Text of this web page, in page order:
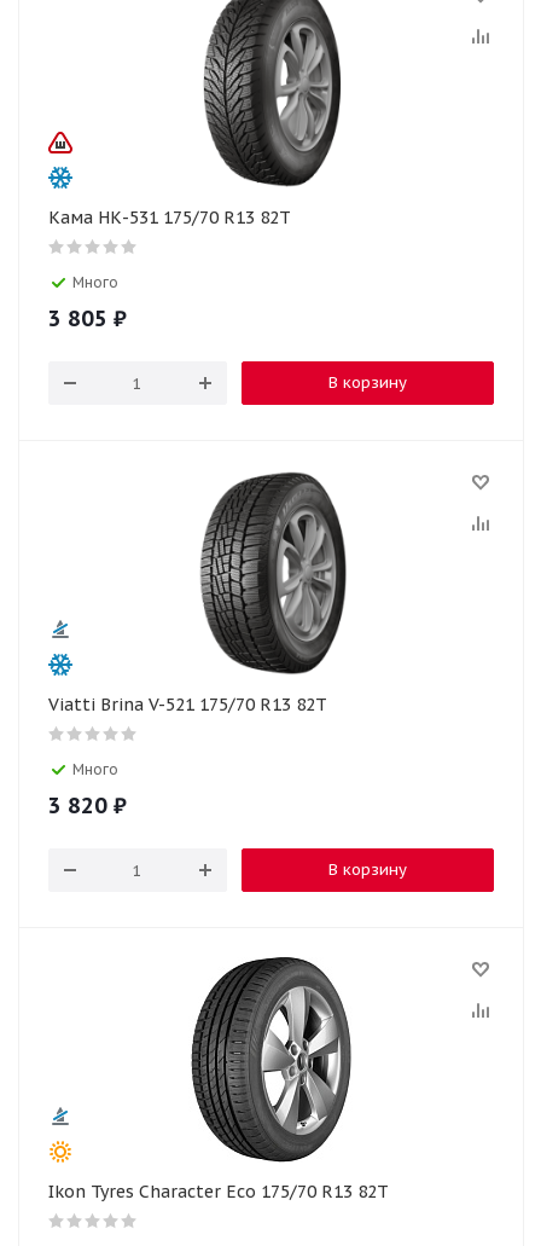
Кама НК-531 175/70 R13 82T
Много
3 805 ₽
В корзину
Viatti Brina V-521 175/70 R13 82T
Много
3 820 ₽
В корзину
Ikon Tyres Character Eco 175/70 R13 82T